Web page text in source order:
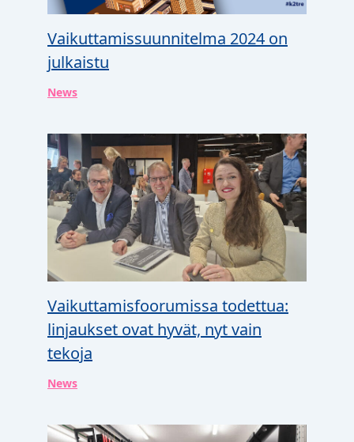
Vaikuttamissuunnitelma 2024 on
julkaistu
News
Vaikuttamisfoorumissa todettua:
linjaukset ovat hyvät, nyt vain
tekoja
News